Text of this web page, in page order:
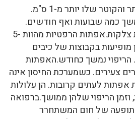
האפתות. הכיב עמוק יותר והקוטר שלו יותר מ-1 ס"מ.
כמה שבועות ואף חודשים.
לעתים קרובות נשארות צלקות.אפתות הרפטיות מהוות 5-
מופיעות בקבוצות של כיבים
בקוטר 1-3 מ"מ. הריפוי נמשך כחודש.האפתות
צעירים. כשמערכת החיסון אינה
לעתים קרובות. הן עלולות
וזמן הריפוי שלהן ממושך.ברפואה
תופעה של חום המשתחרר